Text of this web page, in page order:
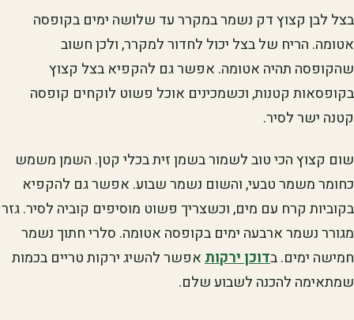
בצל לבן קצוץ דק נשמר במקרר עד שלושה ימים בקופסה
אטומה. הריח של בצל יכול לחדור למקרר, ולכן חשוב
שהקופסה תהיה אטומה. אפשר גם להקפיא בצל קצוץ
בקופסאות קטנות, וכשמכינים אוכל פשוט לוקחים קופסה
קטנה ישר לסיר.
שום קצוץ הכי טוב לשמור בשמן זית בכלי קטן. השמן משמש
כחומר משמר טבעי, והשום נשמר שבוע. אפשר גם להקפיא
בקוביות קרח עם מים, וכשצריך פשוט מוסיפים קוביה לסיר. גזר
מגורר נשמר ארבעה ימים בקופסה אטומה. סלרי חתוך נשמר
חמישה ימים. בדוכן ירקותאפשר להשיג ירקות טריים בכמות
שמתאימה להכנה לשבוע שלם.